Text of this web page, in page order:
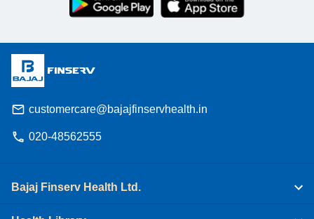
customercare@bajajfinservhealth.in
020-48562555
Bajaj Finserv Health Ltd.